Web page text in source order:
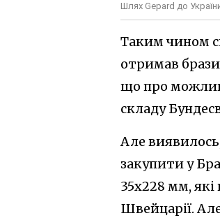
Шлях Gepard до
Таким чином
отримав
що про
складу
Але
закупити у
35х228 мм, які
Швейцарії.